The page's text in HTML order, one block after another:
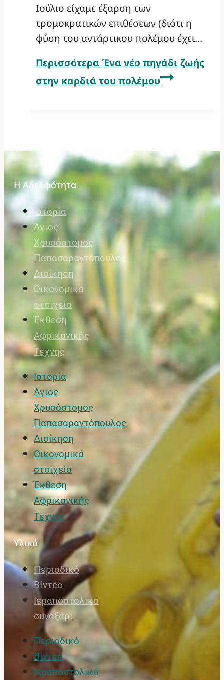
Ιούλιο είχαμε έξαρση των
τρομοκρατικών επιθέσεων (διότι η
φύση του αντάρτικου πολέμου έχει…
Περισσότερα Ένα νέο πηγάδι ζωής
στην καρδιά του πολέμου
Η Αδελφότητα
Ιστορία
Άγιος
Χρυσόστομος
Παπασαραντόπουλος
Διοίκηση
Οικονομικά
στοιχεία
Έκθεση
Αφρικανικής
Τέχνης
Ιστορία
Άγιος
Χρυσόστομος
Παπασαραντόπουλος
Διοίκηση
Οικονομικά
στοιχεία
Έκθεση
Αφρικανικής
Τέχνης
Υλικό
Περιοδικό
Βίντεο
Ιεραποστολικό
συναξάρι
Περιοδικό
Βίντεο
Ιεραποστολικό